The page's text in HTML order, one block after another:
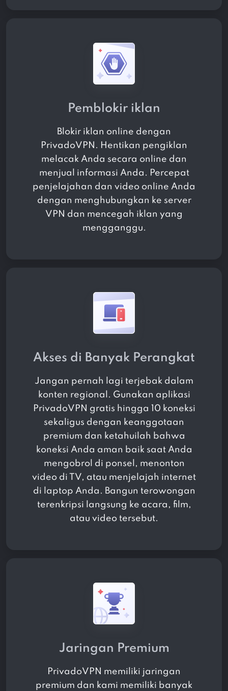
Pemblokir iklan
Blokir iklan online dengan
PrivadoVPN. Hentikan pengiklan
melacak Anda secara online dan
menjual informasi Anda. Percepat
penjelajahan dan video online Anda
dengan menghubungkan ke server
VPN dan mencegah iklan yang
mengganggu.
Akses di Banyak Perangkat
Jangan pernah lagi terjebak dalam
konten regional. Gunakan aplikasi
PrivadoVPN gratis hingga 10 koneksi
sekaligus dengan keanggotaan
premium dan ketahuilah bahwa
koneksi Anda aman baik saat Anda
mengobrol di ponsel, menonton
video di TV, atau menjelajah internet
di laptop Anda. Bangun terowongan
terenkripsi langsung ke acara, film,
atau video tersebut.
Jaringan Premium
PrivadoVPN memiliki jaringan
premium dan kami memiliki banyak